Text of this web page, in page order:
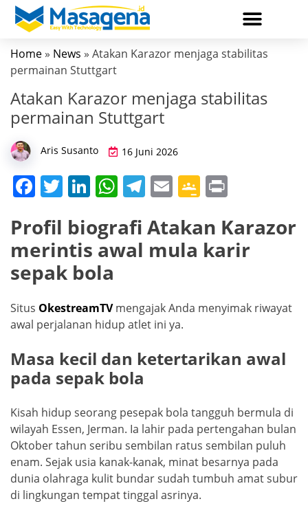
Home » News » Atakan Karazor menjaga stabilitas
permainan Stuttgart
Atakan Karazor menjaga stabilitas
permainan Stuttgart
Aris Susanto 16 Juni 2026
F
c
e
b
o
o
k
T
itt
er
Li
k
e
dI
n
W
at
s
p
T
e
gr
m
E
ai
l
G
o
gl
a
ro
m
t
Profil biografi Atakan Karazor
merintis awal mula karir
sepak bola
Situs OkestreamTV mengajak Anda menyimak riwayat
awal perjalanan hidup atlet ini ya.
Masa kecil dan ketertarikan awal
pada sepak bola
Kisah hidup seorang pesepak bola tangguh bermula di
wilayah Essen, Jerman. Ia lahir pada pertengahan bulan
Oktober tahun seribu sembilan ratus sembilan puluh
enam. Sejak usia kanak-kanak, minat besarnya pada
dunia olahraga kulit bundar sudah tumbuh amat subur
di lingkungan tempat tinggal asrinya.